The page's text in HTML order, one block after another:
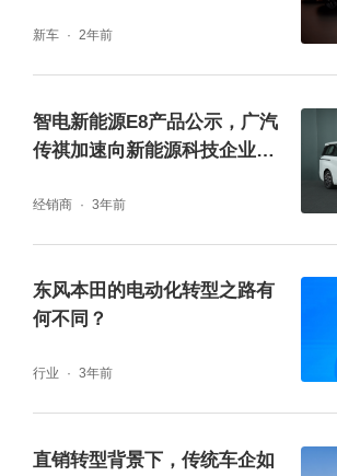
■ 快速交付在收到需求后，第一
顺利通过验证并完成交付，从而
后期量产目标。斯凯孚通过丰富
气化。同时，在零部件和整车生
凭借强大的工程与研发能力助力
生命周期“碳中和”目标。布局中
凯孚正不断强化在华制造业布局
承开发经验与现代一流研发团队
新车 2年前
智电新能源E8产品公示，广汽
传祺加速向新能源科技企业转
经销商 3年前
东风本田的电动化转型之路有
何不同？
行业 3年前
直销转型背景下，传统车企如